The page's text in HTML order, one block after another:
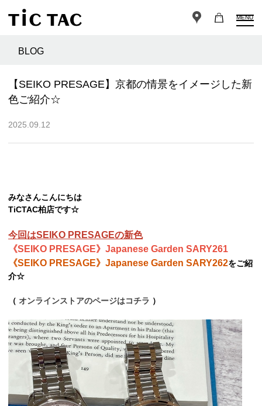
MENU
BLOG
【SEIKO PRESAGE】京都の情景をイメージした新
色ご紹介☆
2025.09.12
みなさんこんにちは
TiCTAC柏店です☆
今回はSEIKO PRESAGEの新色
《SEIKO PRESAGE》Japanese Garden SARY261
《SEIKO PRESAGE》Japanese Garden SARY262をご紹
介☆
（ オンラインストアのページはコチラ ）